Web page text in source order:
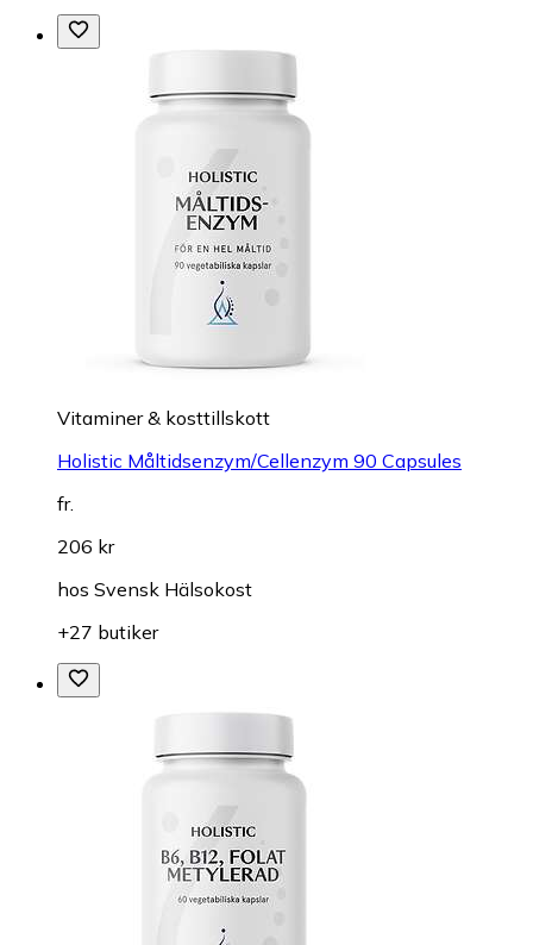
Vitaminer & kosttillskott
Holistic Måltidsenzym/Cellenzym 90 Capsules
fr.
206 kr
hos Svensk Hälsokost
+27 butiker